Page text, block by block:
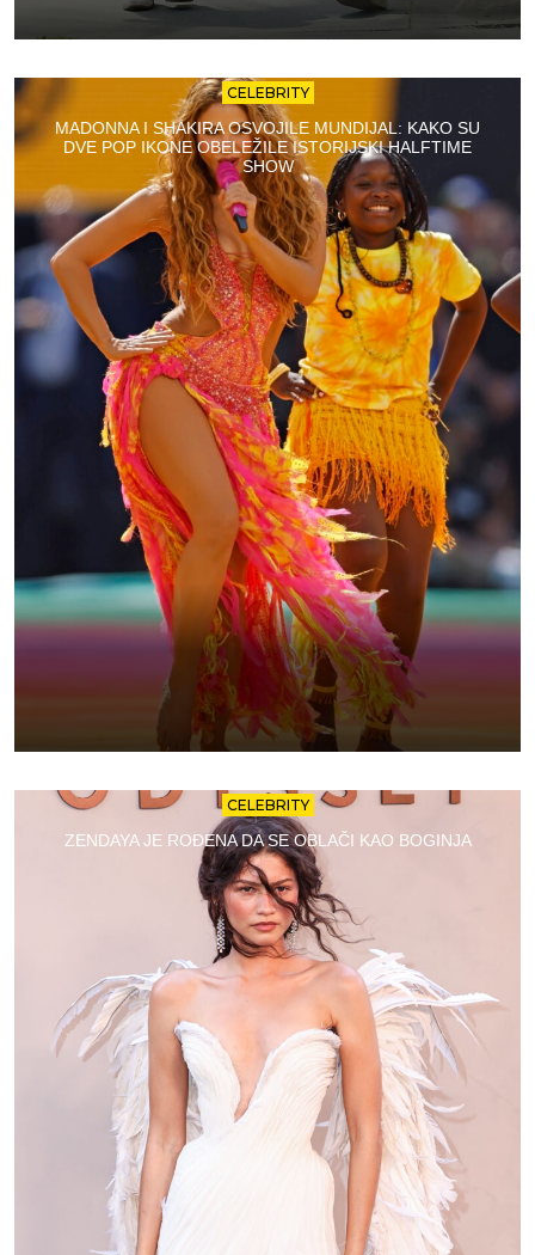
CELEBRITY
MADONNA I SHAKIRA OSVOJILE MUNDIJAL: KAKO SU
DVE POP IKONE OBELEŽILE ISTORIJSKI HALFTIME
SHOW
CELEBRITY
ZENDAYA JE ROĐENA DA SE OBLAČI KAO BOGINJA